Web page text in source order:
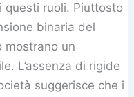
questi ruoli. Piuttosto
binaria del
mostrano un
L’assenza di rigide
suggerisce che i